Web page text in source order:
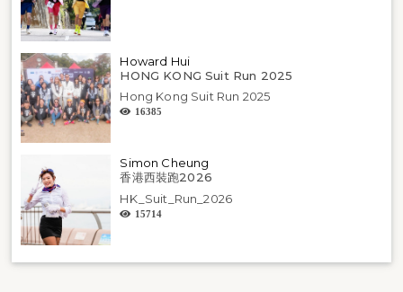
Howard Hui
HONG KONG Suit Run 2025
Hong Kong Suit Run 2025
16385
Simon Cheung
香港西裝跑2026
HK_Suit_Run_2026
15714